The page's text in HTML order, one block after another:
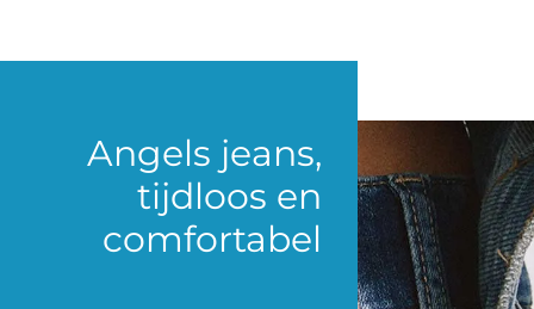
Angels jeans,
tijdloos en
comfortabel